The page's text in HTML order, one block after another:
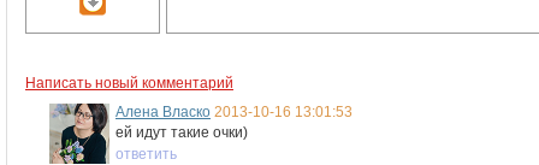
Написать новый комментарий
Алена Власко 2013-10-16 13:01:53
ей идут такие очки)
ответить